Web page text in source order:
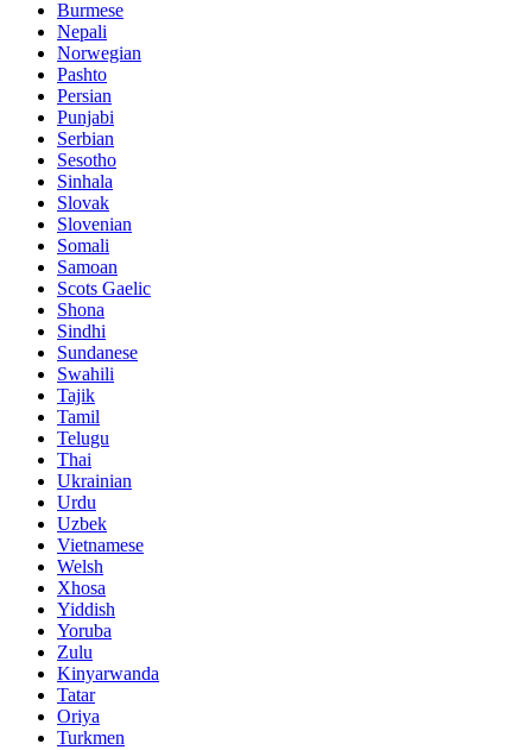
Burmese
Nepali
Norwegian
Pashto
Persian
Punjabi
Serbian
Sesotho
Sinhala
Slovak
Slovenian
Somali
Samoan
Scots Gaelic
Shona
Sindhi
Sundanese
Swahili
Tajik
Tamil
Telugu
Thai
Ukrainian
Urdu
Uzbek
Vietnamese
Welsh
Xhosa
Yiddish
Yoruba
Zulu
Kinyarwanda
Tatar
Oriya
Turkmen